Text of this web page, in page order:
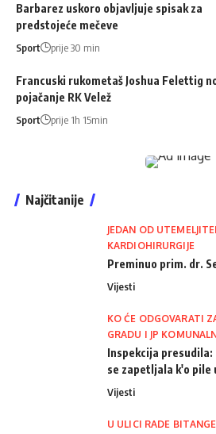
Barbarez uskoro objavljuje spisak za
predstojeće mečeve
Sport prije 30 min
Francuski rukometaš Joshua Felettig
pojačanje RK Velež
Sport prije 1h 15min
Najčitanije
JEDAN OD
KARDIOHIRURGIJE
Preminuo prim. dr.
Vijesti
KO ĆE ODGOVARATI
GRADU I JP
Inspekcija presudila:
se zapetljala k'o pile
Vijesti
U ULICI RADE